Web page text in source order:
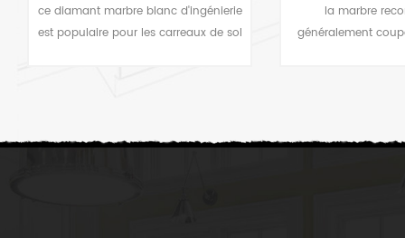
la marbre reconstitué est
généralement coupé en carrelages
ce marbre artificiel
également nommé
la décoration